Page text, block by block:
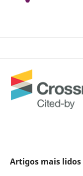
Artigos mais